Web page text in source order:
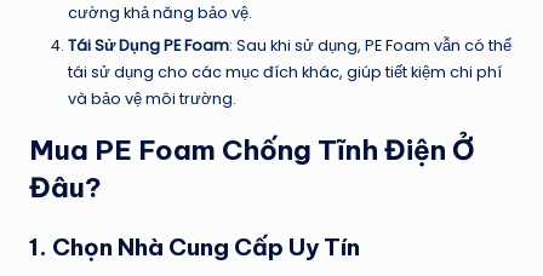
cường khả năng bảo vệ.
Tái Sử Dụng PE Foam: Sau khi sử dụng, PE Foam vẫn có thể
tái sử dụng cho các mục đích khác, giúp tiết kiệm chi phí
và bảo vệ môi trường.
Mua PE Foam Chống Tĩnh Điện Ở
Đâu?
1. Chọn Nhà Cung Cấp Uy Tín